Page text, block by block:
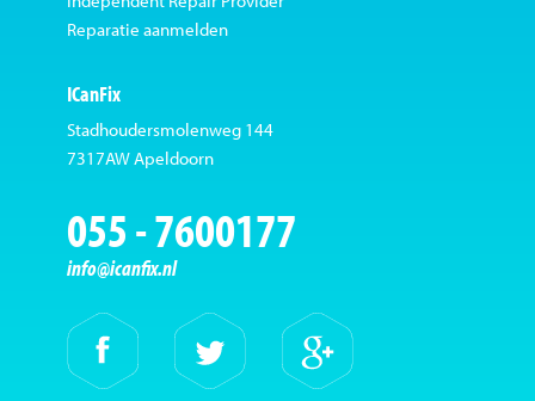
Reparatie aanmelden
ICanFix
Stadhoudersmolenweg 144
7317AW Apeldoorn
055 - 7600177
info@icanfix.nl